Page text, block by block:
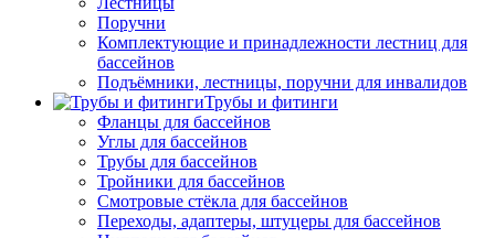
Поручни
Комплектующие и принадлежности лестниц для
бассейнов
Подъёмники, лестницы, поручни для инвалидов
Трубы и фитинги
Фланцы для бассейнов
Углы для бассейнов
Трубы для бассейнов
Тройники для бассейнов
Смотровые стёкла для бассейнов
Переходы, адаптеры, штуцеры для бассейнов